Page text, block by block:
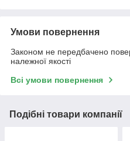
Умови повернення
Законом не передбачено
належної якості
Всі умови повернення
Подібні товари компанії